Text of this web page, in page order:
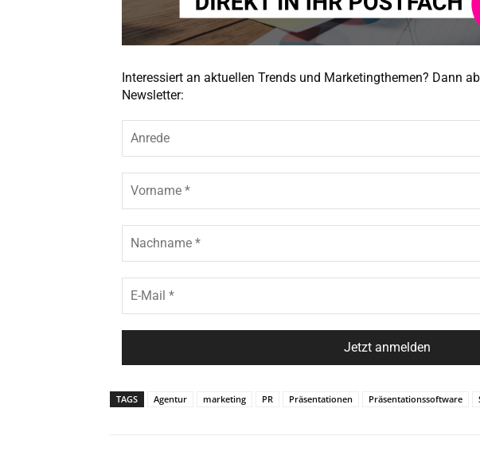
Interessiert an aktuellen Trends und Marketingthemen? Dann
Newsletter:
TAGS Agentur marketing PR Präsentationen Präsentationssoftware